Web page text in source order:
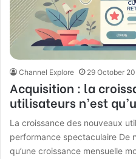
Channel Explore 29 October
Acquisition : la
utilisateurs n’est
La croissance des nouveaux
performance spectaculaire De
qu’une croissance mensuelle